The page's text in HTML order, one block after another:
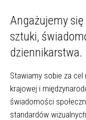
Angażujemy
sztuki,
dziennikarstwa.
Stawiamy sobie za
krajowej i
świadomości
standardów